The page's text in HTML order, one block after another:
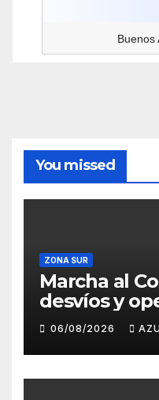
Buenos
You missed
ZONA SUR
Marcha al
desvíos y
seguridad
contra la
de Tierras
06/08/2026